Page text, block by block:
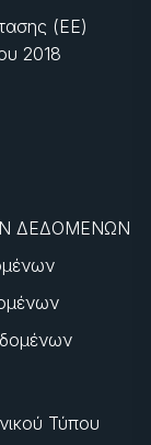
(ΕΕ)
2018
ΔΕΔΟΜΕΝΩΝ
Τύπου